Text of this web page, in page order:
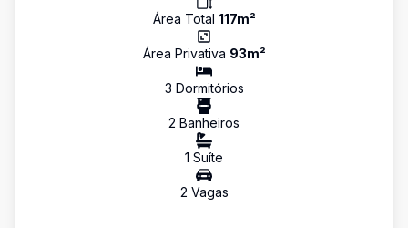
Área Total 117m²
Área Privativa 93m²
3 Dormitórios
2 Banheiros
1 Suíte
2 Vagas